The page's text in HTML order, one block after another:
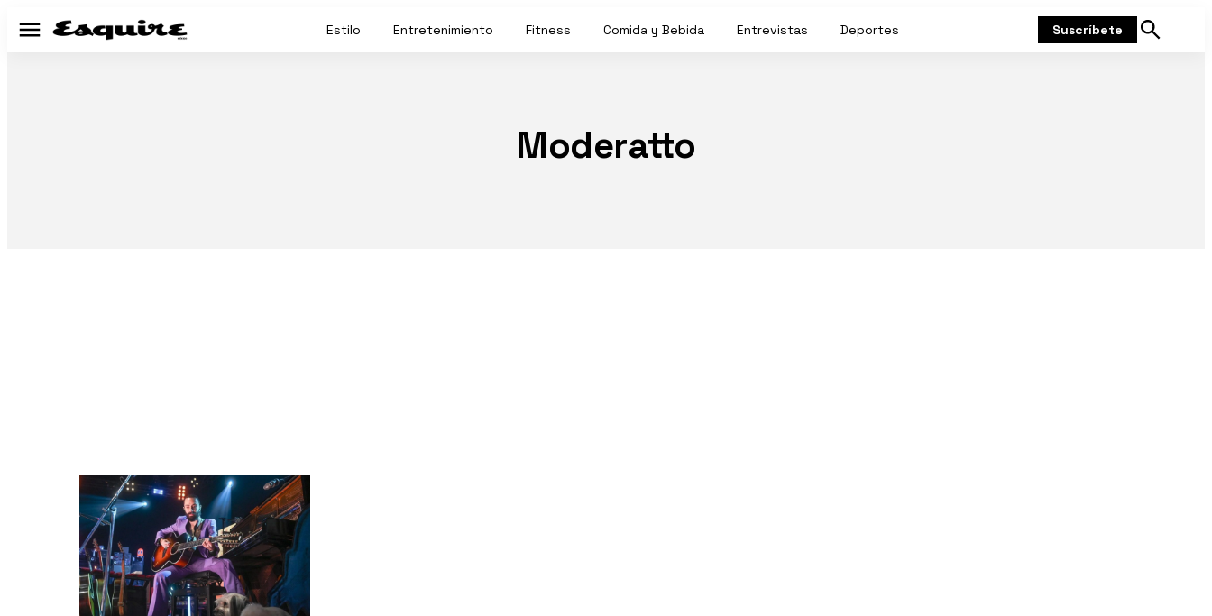
Menú Estilo Entretenimiento Fitness Comida y Bebida Entrevistas Deportes Suscríbete
Mostrar
Moderatto